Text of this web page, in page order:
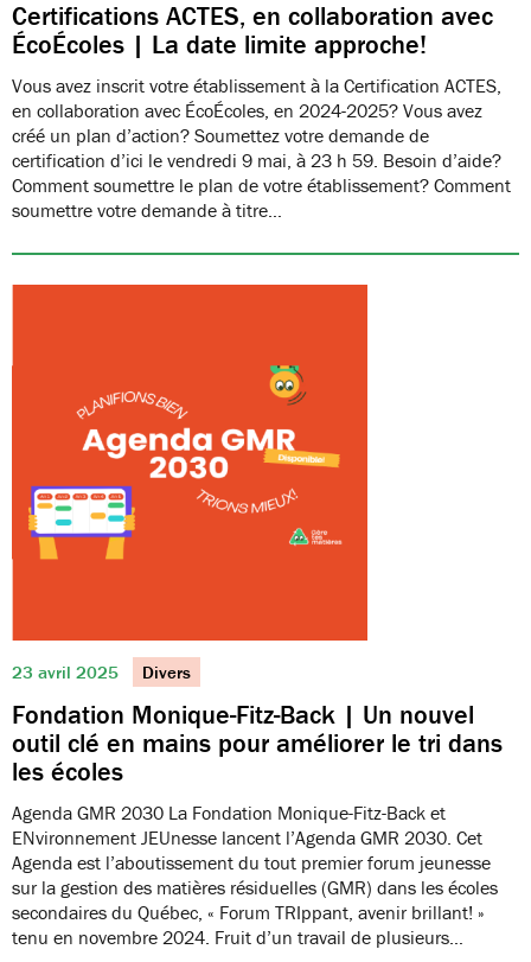
Certifications ACTES, en collaboration avec
ÉcoÉcoles | La date limite approche!
Vous avez inscrit votre établissement à la Certification ACTES,
en collaboration avec ÉcoÉcoles, en 2024-2025? Vous avez
créé un plan d’action? Soumettez votre demande de
certification d’ici le vendredi 9 mai, à 23 h 59. Besoin d’aide?
Comment soumettre le plan de votre établissement? Comment
soumettre votre demande à titre…
23 avril 2025 Divers
Fondation Monique-Fitz-Back | Un nouvel
outil clé en mains pour améliorer le tri dans
les écoles
Agenda GMR 2030 La Fondation Monique-Fitz-Back et
ENvironnement JEUnesse lancent l’Agenda GMR 2030. Cet
Agenda est l’aboutissement du tout premier forum jeunesse
sur la gestion des matières résiduelles (GMR) dans les écoles
secondaires du Québec, « Forum TRIppant, avenir brillant! »
tenu en novembre 2024. Fruit d’un travail de plusieurs…